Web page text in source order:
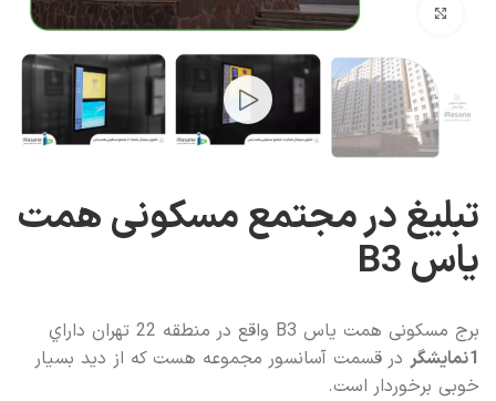
بزرگنمایی تصویر
تبلیغ در مجتمع مسکونی همت
یاس B3
برج مسکونی همت یاس B3 واقع در منطقه 22 تهران داراي
1نمايشگر در قسمت آسانسور مجموعه هست که از دید بسیار
خوبی برخوردار است.